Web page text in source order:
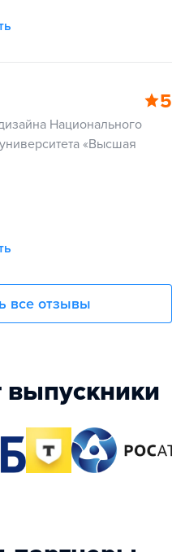
5
Национального
«Высшая
все отзывы
выпускники